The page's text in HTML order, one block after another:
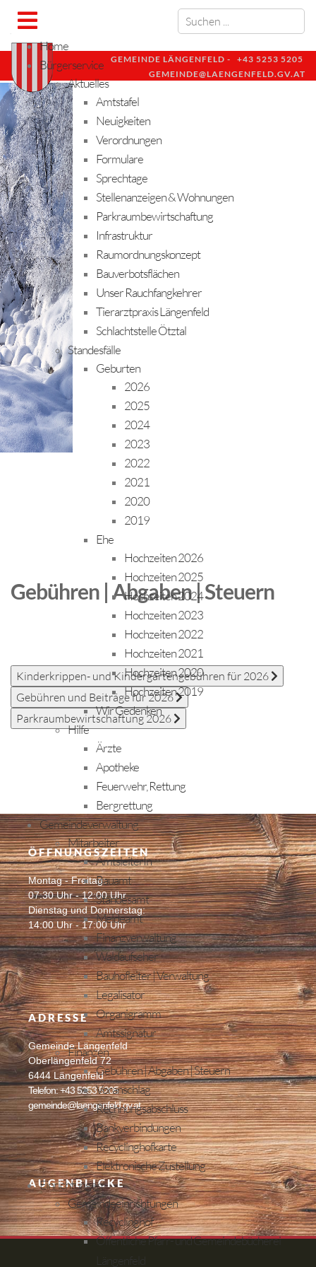
GEMEINDE LÄNGENFELD - +43 5253 5205
GEMEINDE@LAENGENFELD.GV.AT
Home
Bürgerservice
Aktuelles
Amtstafel
Neuigkeiten
Verordnungen
Formulare
Sprechtage
Stellenanzeigen & Wohnungen
Parkraumbewirtschaftung
Infrastruktur
Raumordnungskonzept
Bauverbotsflächen
Unser Rauchfangkehrer
Tierarztpraxis Längenfeld
Schlachtstelle Ötztal
Standesfälle
Geburten
2026
2025
2024
2023
2022
2021
2020
2019
Ehe
Hochzeiten 2026
Hochzeiten 2025
Hochzeiten 2024
Hochzeiten 2023
Hochzeiten 2022
Hochzeiten 2021
Hochzeiten 2020
Hochzeiten 2019
Wir Gedenken
Hilfe
Ärzte
Apotheke
Feuerwehr, Rettung
Bergrettung
Gemeindeverwaltung
Mitarbeiter
AmtsleiterIn
Bauamt
Standesamt
Meldeamt
Finanzverwaltung
Waldaufseher
Bauhofleiter | Verwaltung
Legalisator
Organigramm
Amtssignatur
Finanzen
Gebühren | Abgaben | Steuern
Voranschlag
Rechnungsabschluss
Bankverbindungen
Recyclinghofkarte
Elektronische Zustellung
Einrichtungen
Gemeindeeinrichtungen
Recyclinghof
Öffentliche Pfarr- und Gemeindebücherei
Längenfeld
Gebühren | Abgaben | Steuern
Kinderkrippen- und Kindergartengebühren für 2026
Gebühren und Beiträge für 2026
Parkraumbewirtschaftung 2026
ÖFFNUNGSZEITEN
Montag - Freitag:
07:30 Uhr - 12:00 Uhr
Dienstag und Donnerstag:
14:00 Uhr - 17:00 Uhr
ADRESSE
Gemeinde Längenfeld
Oberlängenfeld 72
6444 Längenfeld
Telefon: +43 5253 5205
gemeinde@laengenfeld.gv.at
AUGENBLICKE